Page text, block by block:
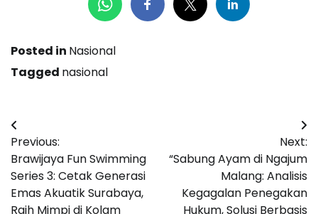
Posted in Nasional
Tagged nasional
Navigasi
pos
Previous:
Brawijaya Fun Swimming
Series 3: Cetak Generasi
Emas Akuatik Surabaya,
Raih Mimpi di Kolam
Next:
“Sabung Ayam di Ngajum
Malang: Analisis
Kegagalan Penegakan
Hukum, Solusi Berbasis